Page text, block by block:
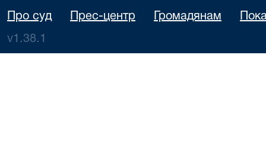
Про суд Прес-центр Громадянам
v1.38.1